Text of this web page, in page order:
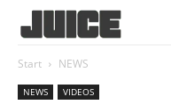
Start NEWS
NEWS VIDEOS